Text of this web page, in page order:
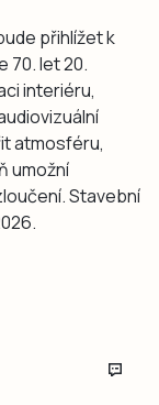
přihlížet k
70. let 20.
interiéru,
atmosféru,
umožní
Stavební